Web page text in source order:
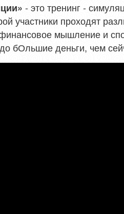
- это тренинг -
участники проходят
мышление и
бОльшие деньги, чем